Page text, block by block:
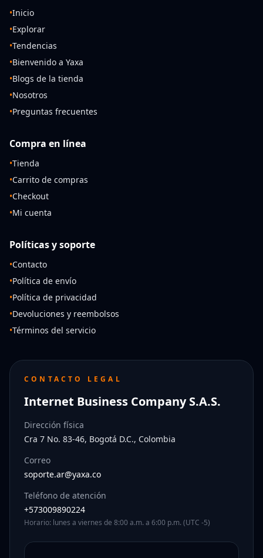
•Inicio
•Explorar
•Tendencias
•Bienvenido a Yaxa
•Blogs de la tienda
•Nosotros
•Preguntas frecuentes
Compra en línea
•Tienda
•Carrito de compras
•Checkout
•Mi cuenta
Políticas y soporte
•Contacto
•Política de envío
•Política de privacidad
•Devoluciones y reembolsos
•Términos del servicio
CONTACTO LEGAL
Internet Business Company S.A.S.
Dirección física
Cra 7 No. 83-46, Bogotá D.C., Colombia
Correo
soporte.ar@yaxa.co
Teléfono de atención
+573009890224
Horario: lunes a viernes de 8:00 a.m. a 6:00 p.m. (UTC -5)